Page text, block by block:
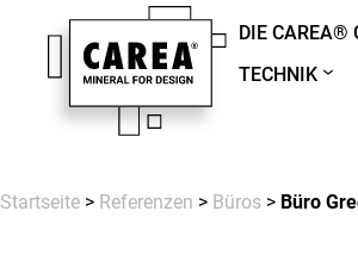
DIE CAREA®
TECHNIK
Startseite > Referenzen > Büros > Büro